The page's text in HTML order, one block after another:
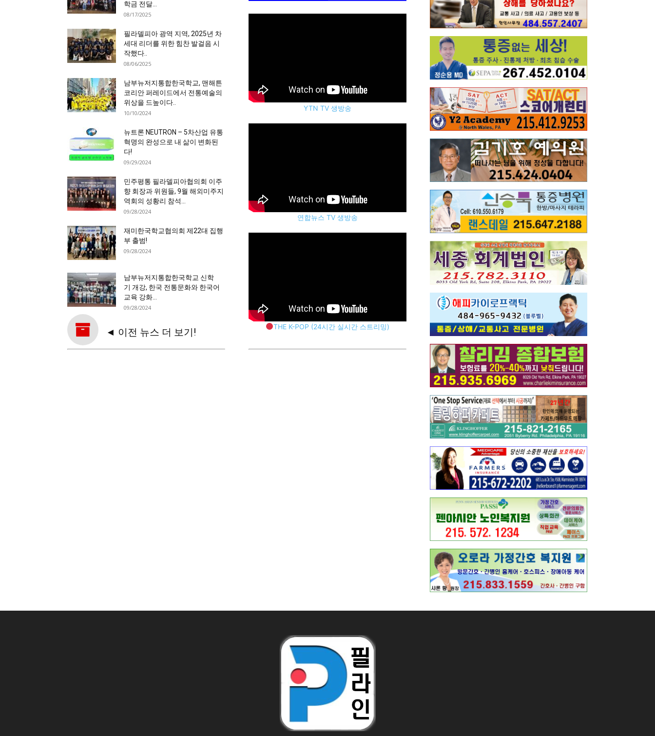
행
(PA/NJ/DE)
학금 전달…
08/17/2025
필라델피아 광역 지역, 2025년 차
세대 리더를 위한 힘찬 발걸음 시
작했다..
08/06/2025
남부뉴저지통합한국학교, 맨해튼
코리안 퍼레이드에서 전통예술의
위상을 드높이다..
10/10/2024
뉴트론 NEUTRON – 5차산업 유통
혁명의 완성으로 내 삶이 변화된
다!
09/29/2024
민주평통 필라델피아협의회 이주
향 회장과 위원들, 9월 해외미주지
역회의 성황리 참석…
09/28/2024
재미한국학교협의회 제22대 집행
부 출범!
09/28/2024
남부뉴저지통합한국학교 신학
기 개강, 한국 전통문화와 한국어
교육 강화…
09/28/2024
◄ 이전 뉴스 더 보기!
YTN TV 생방송
연합뉴스 TV 생방송
THE K-POP (24시간 실시간 스트리밍)